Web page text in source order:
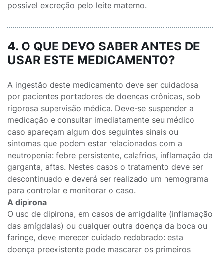
possível excreção pelo leite materno.
4. O QUE DEVO SABER ANTES DE
USAR ESTE MEDICAMENTO?
A ingestão deste medicamento deve ser cuidadosa
por pacientes portadores de doenças crônicas, sob
rigorosa supervisão médica. Deve-se suspender a
medicação e consultar imediatamente seu médico
caso apareçam algum dos seguintes sinais ou
sintomas que podem estar relacionados com a
neutropenia: febre persistente, calafrios, inflamação da
garganta, aftas. Nestes casos o tratamento deve ser
descontinuado e deverá ser realizado um hemograma
para controlar e monitorar o caso.
A dipirona
O uso de dipirona, em casos de amigdalite (inflamação
das amígdalas) ou qualquer outra doença da boca ou
faringe, deve merecer cuidado redobrado: esta
doença preexistente pode mascarar os primeiros